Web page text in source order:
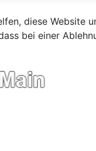
diese Website
bei einer